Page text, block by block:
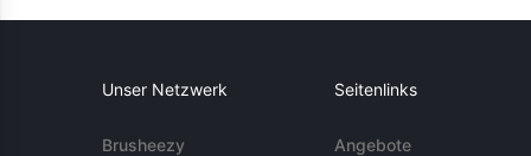
Unser Netzwerk
Brusheezy
Seitenlinks
Angebote